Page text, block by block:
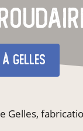
à Gelles
Gelles,